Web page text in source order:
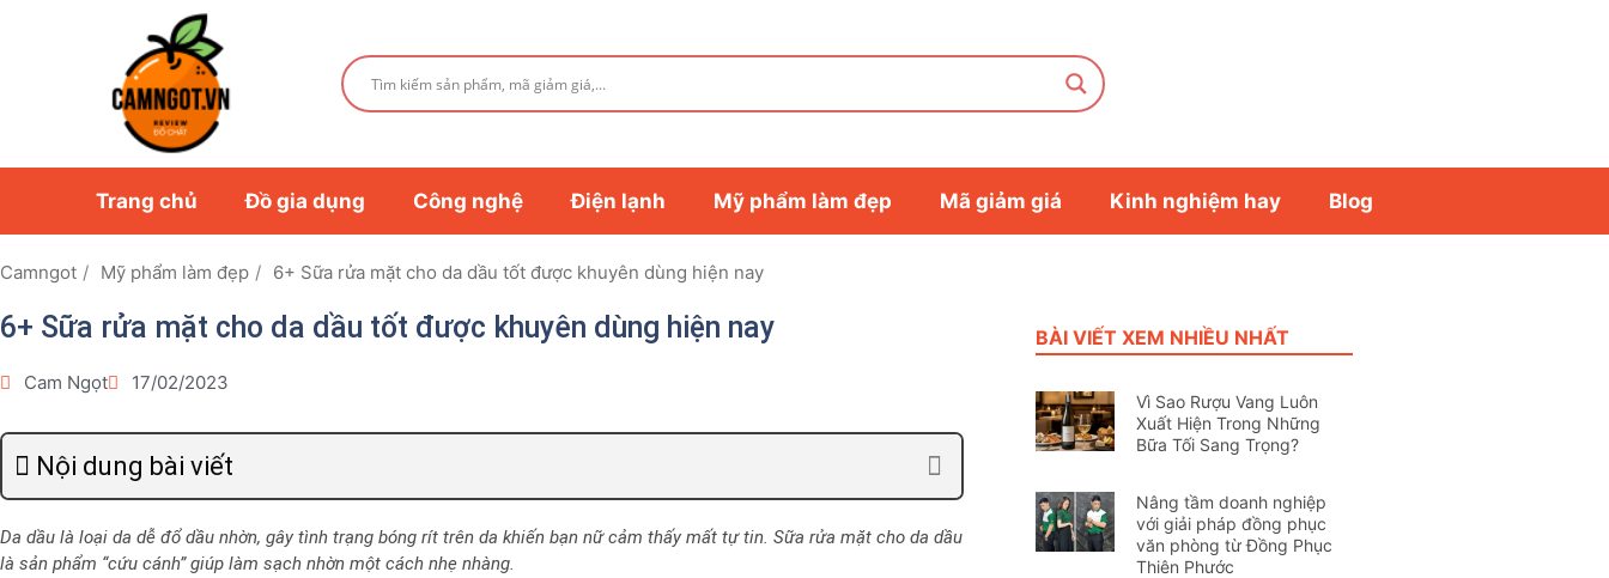
Trang chủ Đồ gia dụng Công nghệ Điện lạnh Mỹ phẩm làm đẹp Mã giảm giá Kinh nghiệm hay Blog
Camngot Mỹ phẩm làm đẹp 6+ Sữa rửa mặt cho da dầu tốt được khuyên dùng hiện nay
6+ Sữa rửa mặt cho da dầu tốt được khuyên dùng hiện nay
Cam Ngọt 17/02/2023
Nội dung bài viết
Da dầu là loại da dễ đổ dầu nhờn, gây tình trạng bóng rít trên da khiến bạn nữ cảm thấy mất tự tin. Sữa rửa mặt cho da dầu
là sản phẩm “cứu cánh” giúp làm sạch nhờn một cách nhẹ nhàng.
BÀI VIẾT XEM NHIỀU NHẤT
Vì Sao Rượu Vang Luôn
Xuất Hiện Trong Những
Bữa Tối Sang Trọng?
Nâng tầm doanh nghiệp
với giải pháp đồng phục
văn phòng từ Đồng Phục
Thiên Phước